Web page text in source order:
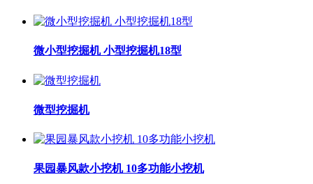
微小型挖掘机 小型挖掘机18型
微型挖掘机
果园暴风款小挖机 10多功能小挖机